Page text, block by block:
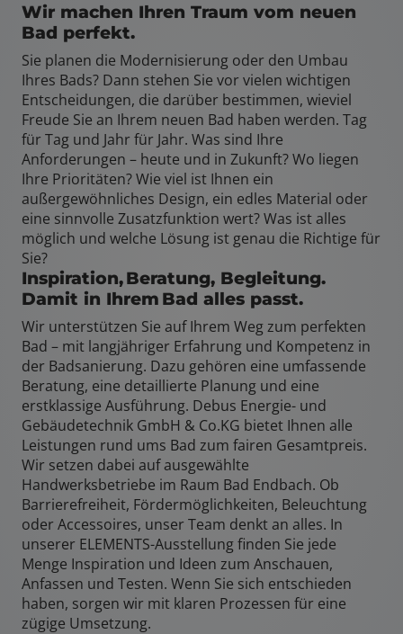
Wir machen Ihren Traum vom neuen
Bad perfekt.
Sie planen die Modernisierung oder den Umbau
Ihres Bads? Dann stehen Sie vor vielen wichtigen
Entscheidungen, die darüber bestimmen, wieviel
Freude Sie an Ihrem neuen Bad haben werden. Tag
für Tag und Jahr für Jahr. Was sind Ihre
Anforderungen – heute und in Zukunft? Wo liegen
Ihre Prioritäten? Wie viel ist Ihnen ein
außergewöhnliches Design, ein edles Material oder
eine sinnvolle Zusatzfunktion wert? Was ist alles
möglich und welche Lösung ist genau die Richtige für
Sie?
Inspiration, Beratung, Begleitung.
Damit in Ihrem Bad alles passt.
Wir unterstützen Sie auf Ihrem Weg zum perfekten
Bad – mit langjähriger Erfahrung und Kompetenz in
der Badsanierung. Dazu gehören eine umfassende
Beratung, eine detaillierte Planung und eine
erstklassige Ausführung. Debus Energie- und
Gebäudetechnik GmbH & Co.KG bietet Ihnen alle
Leistungen rund ums Bad zum fairen Gesamtpreis.
Wir setzen dabei auf ausgewählte
Handwerksbetriebe im Raum Bad Endbach. Ob
Barrierefreiheit, Fördermöglichkeiten, Beleuchtung
oder Accessoires, unser Team denkt an alles. In
unserer ELEMENTS-Ausstellung finden Sie jede
Menge Inspiration und Ideen zum Anschauen,
Anfassen und Testen. Wenn Sie sich entschieden
haben, sorgen wir mit klaren Prozessen für eine
zügige Umsetzung.